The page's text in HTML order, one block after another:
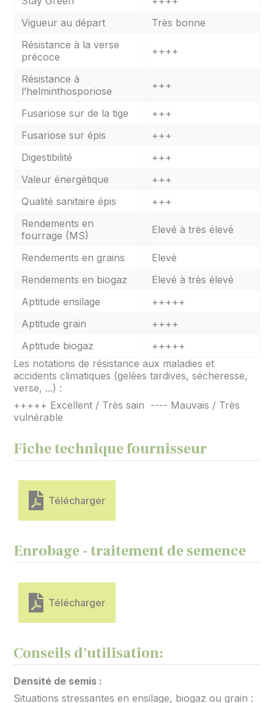
Vigueur au départ
Très bonne
Résistance à la verse
précoce
++++
Résistance à
l’helminthosporiose
+++
Fusariose sur de la tige
+++
Fusariose sur épis
+++
Digestibilité
+++
Valeur énergétique
+++
Qualité sanitaire épis
+++
Rendements en
fourrage (MS)
Elevé à très élevé
Rendements en grains
Elevé
Rendements en biogaz
Elevé à très élevé
Aptitude ensilage
+++++
Aptitude grain
++++
Aptitude biogaz
+++++
Les notations de résistance aux maladies et
accidents climatiques (gelées tardives, sécheresse,
verse, ...) :
+++++ Excellent / Très sain ---- Mauvais / Très
vulnérable
Fiche technique fournisseur
Télécharger
Enrobage - traitement de semence
Télécharger
Conseils d'utilisation:
Densité de semis :
Situations stressantes en ensilage, biogaz ou grain :